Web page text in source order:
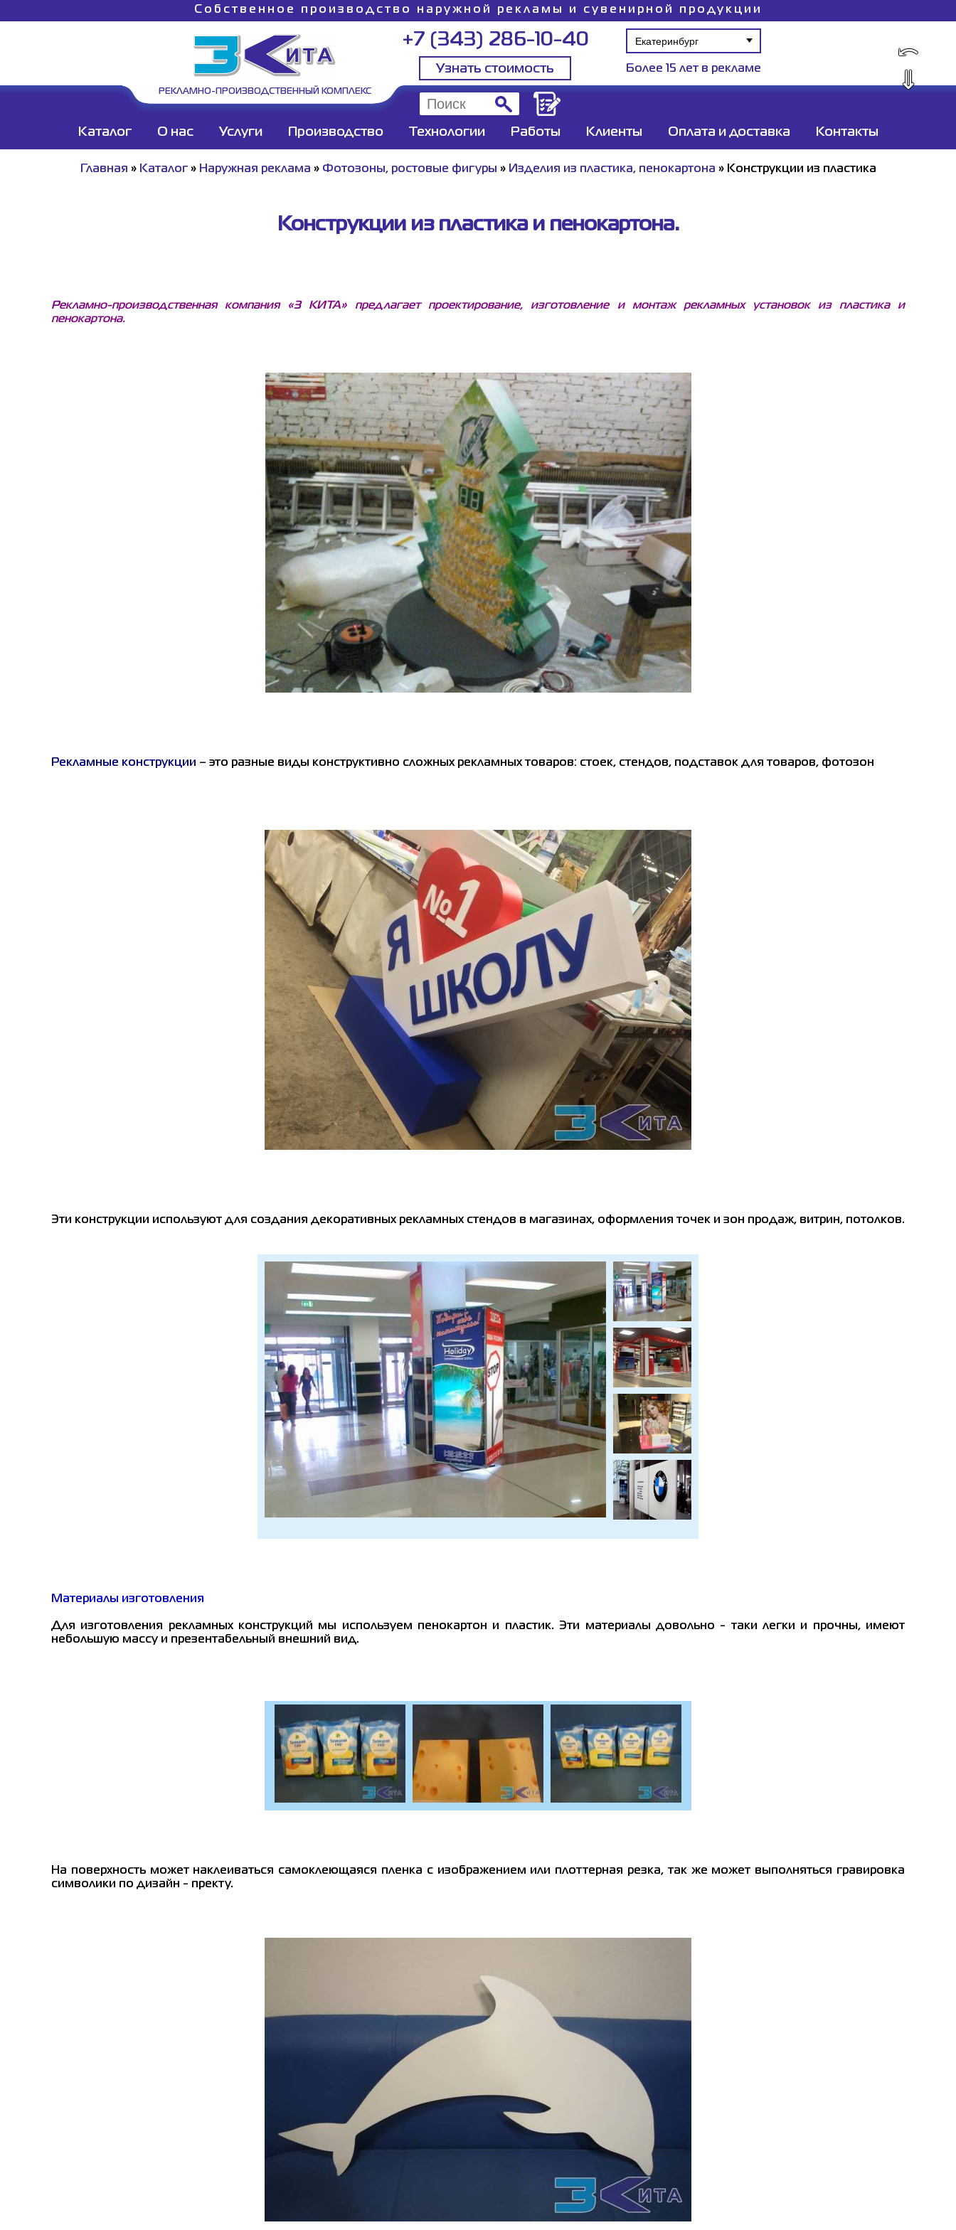
⇓
⤺
Собственное производство наружной рекламы и сувенирной продукции
РЕКЛАМНО-ПРОИЗВОДСТВЕННЫЙ КОМПЛЕКС
+7 (343) 286-10-40
Узнать стоимость Более 15 лет в рекламе
Каталог О нас Услуги Производство Технологии Работы Клиенты Оплата и доставка Контакты
Главная » Каталог» Наружная реклама » Фотозоны, ростовые фигуры » Изделия из пластика, пенокартона » Конструкции из пластика
Конструкции из пластика и пенокартона.
Рекламно-производственная компания «3 КИТА» предлагает проектирование, изготовление и монтаж рекламных установок из пластика и
пенокартона.
Рекламные конструкции – это разные виды конструктивно сложных рекламных товаров: стоек, стендов, подставок для товаров, фотозон
Эти конструкции используют для создания декоративных рекламных стендов в магазинах, оформления точек и зон продаж, витрин, потолков.
Материалы изготовления
Для изготовления рекламных конструкций мы используем пенокартон и пластик. Эти материалы довольно - таки легки и прочны, имеют
небольшую массу и презентабельный внешний вид.
На поверхность может наклеиваться самоклеющаяся пленка с изображением или плоттерная резка, так же может выполняться гравировка
символики по дизайн - пректу.